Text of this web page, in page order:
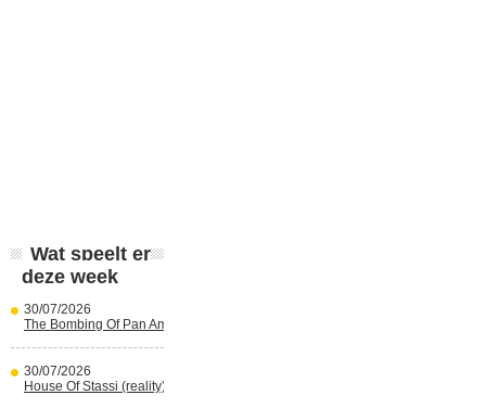
Wat speelt er
deze week
30/07/2026
The Bombing Of Pan Am 103 (Netflix)
30/07/2026
House Of Stassi (reality) (Disney+)